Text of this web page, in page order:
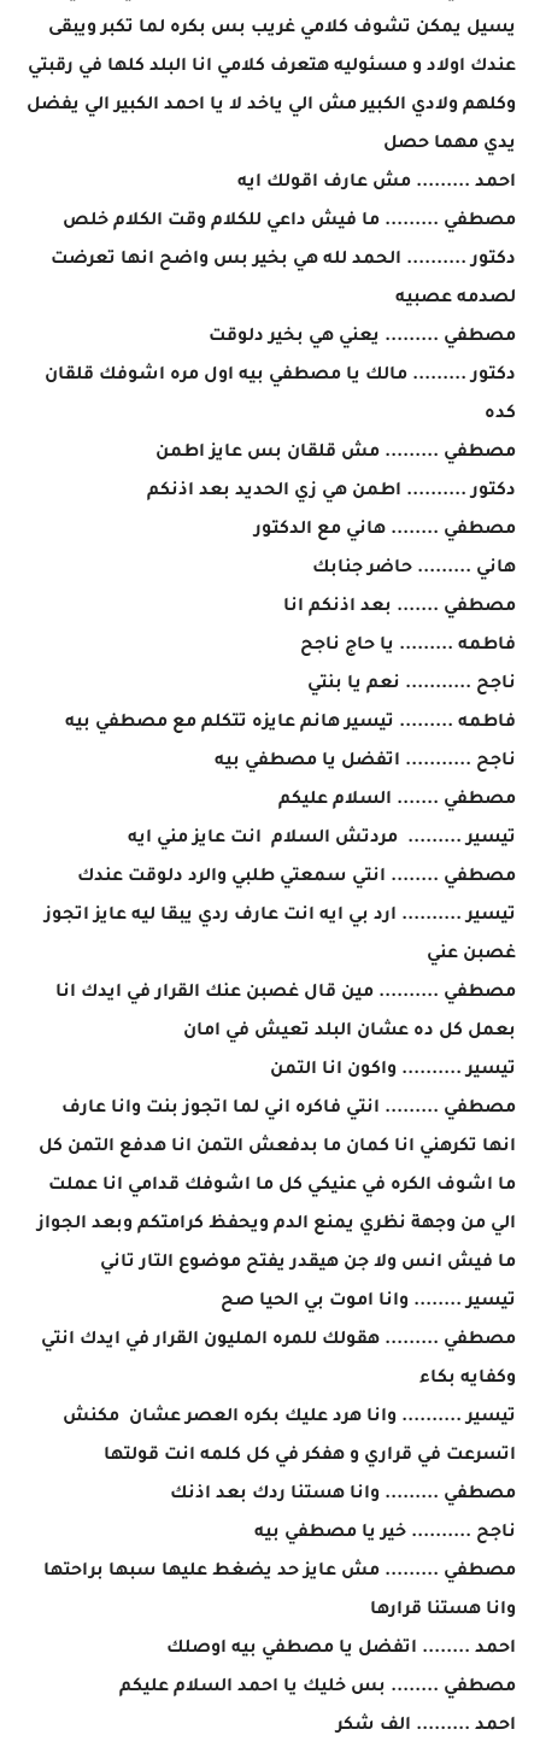
يسيل يمكن تشوف كلامي غريب بس بكره لما تكبر ويبقى
عندك اولاد و مسئوليه هتعرف كلامي انا البلد كلها في رقبتي
وكلهم ولادي الكبير مش الي ياخد لا يا احمد الكبير الي يفضل
يدي مهما حصل
احمد ......... مش عارف اقولك ايه
مصطفي ......... ما فيش داعي للكلام وقت الكلام خلص
دكتور .......... الحمد لله هي بخير بس واضح انها تعرضت
لصدمه عصبيه
مصطفي ......... يعني هي بخير دلوقت
دكتور ......... مالك يا مصطفي بيه اول مره اشوفك قلقان
كده
مصطفي ......... مش قلقان بس عايز اطمن
دكتور .......... اطمن هي زي الحديد بعد اذنكم
مصطفي ........ هاني مع الدكتور
هاني ......... حاضر جنابك
مصطفي ....... بعد اذنكم انا
فاطمه ......... يا حاج ناجح
ناجح ........... نعم يا بنتي
فاطمه ......... تيسير هانم عايزه تتكلم مع مصطفي بيه
ناجح ........... اتفضل يا مصطفي بيه
مصطفي ....... السلام عليكم
تيسير ......... مردتش السلام انت عايز مني ايه
مصطفي ........ انتي سمعتي طلبي والرد دلوقت عندك
تيسير .......... ارد بي ايه انت عارف ردي يبقا ليه عايز اتجوز
غصبن عني
مصطفي .......... مين قال غصبن عنك القرار في ايدك انا
بعمل كل ده عشان البلد تعيش في امان
تيسير .......... واكون انا التمن
مصطفي ......... انتي فاكره اني لما اتجوز بنت وانا عارف
انها تكرهني انا كمان ما بدفعش التمن انا هدفع التمن كل
ما اشوف الكره في عنيكي كل ما اشوفك قدامي انا عملت
الي من وجهة نظري يمنع الدم ويحفظ كرامتكم وبعد الجواز
ما فيش انس ولا جن هيقدر يفتح موضوع التار تاني
تيسير ........ وانا اموت بي الحيا صح
مصطفي ......... هقولك للمره المليون القرار في ايدك انتي
وكفايه بكاء
تيسير .......... وانا هرد عليك بكره العصر عشان مكنش
اتسرعت في قراري و هفكر في كل كلمه انت قولتها
مصطفي ......... وانا هستنا ردك بعد اذنك
ناجح .......... خير يا مصطفي بيه
مصطفي ......... مش عايز حد يضغط عليها سبها براحتها
وانا هستنا قرارها
احمد ........ اتفضل يا مصطفي بيه اوصلك
مصطفي ........ بس خليك يا احمد السلام عليكم
احمد ......... الف شكر